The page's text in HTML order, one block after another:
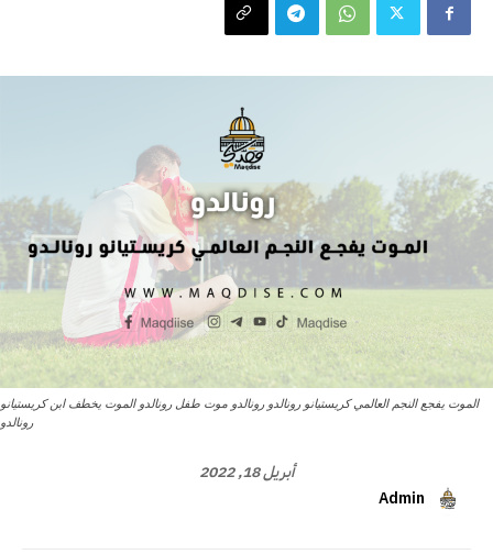
الموت يفجع النجم العالمي كريستيانو رونالدو رونالدو موت طفل رونالدو الموت يخطف ابن كريستيانو
رونالدو
أبريل 18, 2022
Admin